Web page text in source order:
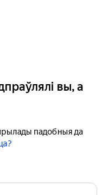
вы, а
падобныя да